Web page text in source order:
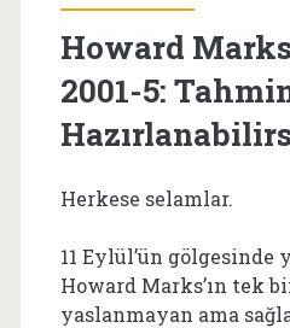
Howard
2001-5:
Herkese selamlar.
11 Eylül’ün gölgesinde
Howard Marks’ın tek
yaslanmayan ama